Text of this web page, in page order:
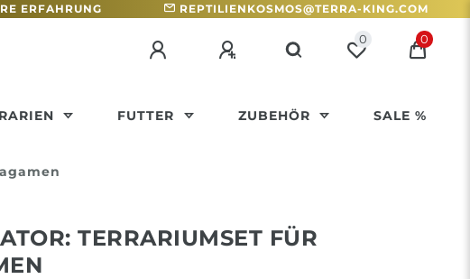
ERFAHRUNG REPTILIENKOSMOS@TERRA-KING.COM
0 0
FUTTER ZUBEHÖR SALE %
TERRARIUMSET FÜR